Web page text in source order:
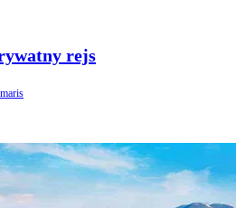
rejs